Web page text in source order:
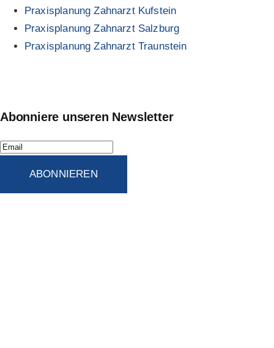
Praxisplanung Zahnarzt Kufstein
Praxisplanung Zahnarzt Salzburg
Praxisplanung Zahnarzt Traunstein
Abonniere unseren Newsletter
ABONNIEREN